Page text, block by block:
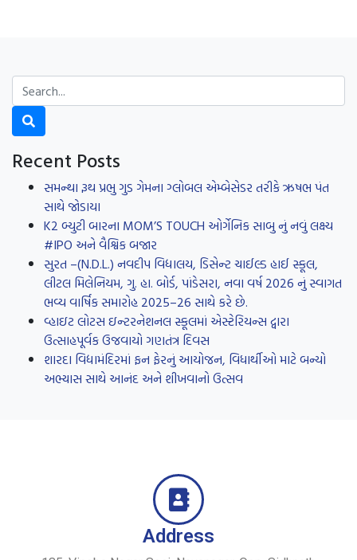
Recent Posts
સમન્થા રૂથ પ્રભુ ગુડ ગેમના ગ્લોબલ એમ્બેસેડર તરીકે ઋષભ પંત
સાથે જોડાયા
K2 બ્યુટી બારના MOM’S TOUCH ઓર્ગેનિક સાબુ નું નવું લક્ષ્ય
#IPO અને વૈશ્વિક બજાર
સુરત –(N.D.L.) નવદીપ વિદ્યાલય, ડિસેન્ટ ચાઈલ્ડ હાઈ સ્કૂલ,
લીટલ મિલેનિયમ, ગુ. હા. બોર્ડ, પાંડેસરા, નવા વર્ષ 2026 નું સ્વાગત
ભવ્ય વાર્ષિક સમારોહ 2025–26 સાથે કરે છે.
વ્હાઇટ લોટસ ઇન્ટરનેશનલ સ્કૂલમાં એસ્ટેરિયન્સ દ્વારા
ઉત્સાહપૂર્વક ઉજવાયો ગણતંત્ર દિવસ
શારદા વિદ્યામંદિરમાં ફન ફેરનું આયોજન, વિધાર્થીઓ માટે બન્યો
અભ્યાસ સાથે આનંદ અને શીખવાનો ઉત્સવ
Address